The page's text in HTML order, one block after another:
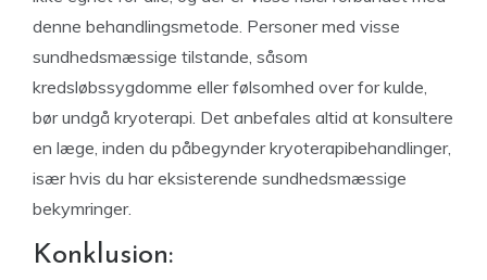
denne behandlingsmetode. Personer med visse
sundhedsmæssige tilstande, såsom
kredsløbssygdomme eller følsomhed over for kulde,
bør undgå kryoterapi. Det anbefales altid at konsultere
en læge, inden du påbegynder kryoterapibehandlinger,
især hvis du har eksisterende sundhedsmæssige
bekymringer.
Konklusion: